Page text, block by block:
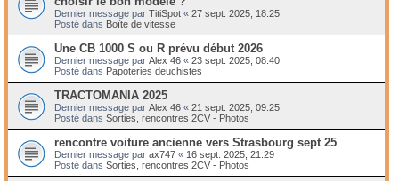
Dernier message par TitiSpot « 27 sept. 2025, 18:25
Posté dans Boîte de vitesse
Une CB 1000 S ou R prévu début 2026
Dernier message par Alex 46 « 23 sept. 2025, 08:40
Posté dans Papoteries deuchistes
TRACTOMANIA 2025
Dernier message par Alex 46 « 21 sept. 2025, 09:25
Posté dans Sorties, rencontres 2CV - Photos
rencontre voiture ancienne vers Strasbourg sept 25
Dernier message par ax747 « 16 sept. 2025, 21:29
Posté dans Sorties, rencontres 2CV - Photos